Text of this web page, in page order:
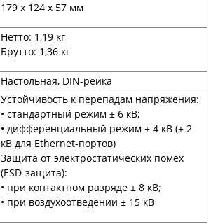
179 х 124 х 57 мм
Нетто: 1,19 кг
Брутто: 1,36 кг
Настольная, DIN-рейка
Устойчивость к перепадам напряжения:
• стандартный режим ± 6 кВ;
• дифференциальный режим ± 4 кВ (± 2
кВ для Ethernet-портов)
Защита от электростатических помех
(ESD-защита):
• при контактном разряде ± 8 кВ;
• при воздухоотведении ± 15 кВ